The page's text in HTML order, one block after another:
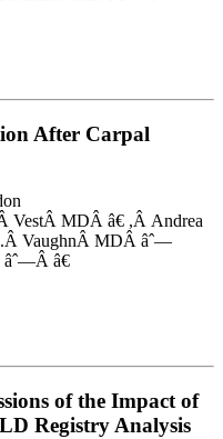
After Carpal
VestÂ MDÂ â€ ,Â Andrea
VaughnÂ MDÂ âˆ—
âˆ—Â â€
of the Impact of
Registry Analysis